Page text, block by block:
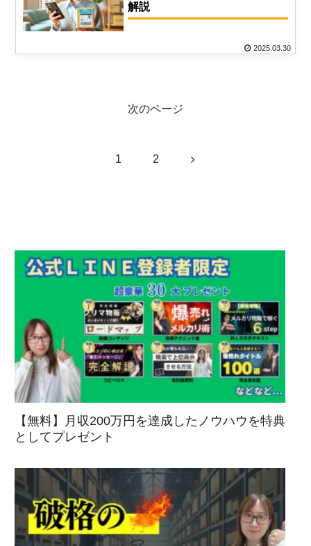
解説
2025.03.30
次のページ
1 2 次
【無料】月収200万円を達成したノウハウを特典
としてプレゼント